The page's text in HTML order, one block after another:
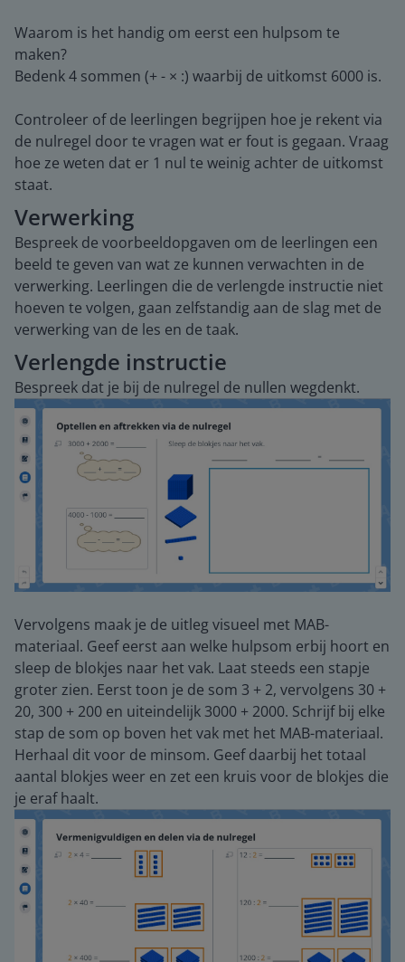
Waarom is het handig om eerst een hulpsom te
maken?
Bedenk 4 sommen (+ - × :) waarbij de uitkomst 6000 is.
Controleer of de leerlingen begrijpen hoe je rekent via
de nulregel door te vragen wat er fout is gegaan. Vraag
hoe ze weten dat er 1 nul te weinig achter de uitkomst
staat.
Verwerking
Bespreek de voorbeeldopgaven om de leerlingen een
beeld te geven van wat ze kunnen verwachten in de
verwerking. Leerlingen die de verlengde instructie niet
hoeven te volgen, gaan zelfstandig aan de slag met de
verwerking van de les en de taak.
Verlengde instructie
Bespreek dat je bij de nulregel de nullen wegdenkt.
Vervolgens maak je de uitleg visueel met MAB-
materiaal. Geef eerst aan welke hulpsom erbij hoort en
sleep de blokjes naar het vak. Laat steeds een stapje
groter zien. Eerst toon je de som 3 + 2, vervolgens 30 +
20, 300 + 200 en uiteindelijk 3000 + 2000. Schrijf bij elke
stap de som op boven het vak met het MAB-materiaal.
Herhaal dit voor de minsom. Geef daarbij het totaal
aantal blokjes weer en zet een kruis voor de blokjes die
je eraf haalt.